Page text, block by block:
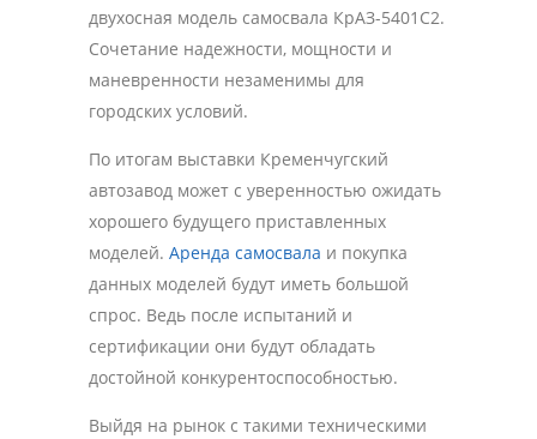
двухосная модель самосвала КрАЗ-5401С2.
Сочетание надежности, мощности и
маневренности незаменимы для
городских условий.
По итогам выставки Кременчугский
автозавод может с уверенностью ожидать
хорошего будущего приставленных
моделей. Аренда самосвала и покупка
данных моделей будут иметь большой
спрос. Ведь после испытаний и
сертификации они будут обладать
достойной конкурентоспособностью.
Выйдя на рынок с такими техническими